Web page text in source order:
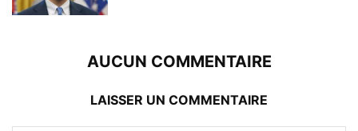
AUCUN COMMENTAIRE
LAISSER UN COMMENTAIRE